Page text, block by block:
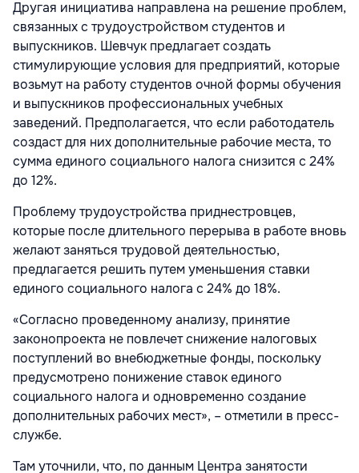
Другая инициатива направлена на решение проблем,
связанных с трудоустройством студентов и
выпускников. Шевчук предлагает создать
стимулирующие условия для предприятий, которые
возьмут на работу студентов очной формы обучения
и выпускников профессиональных учебных
заведений. Предполагается, что если работодатель
создаст для них дополнительные рабочие места, то
сумма единого социального налога снизится с 24%
до 12%.
Проблему трудоустройства приднестровцев,
которые после длительного перерыва в работе вновь
желают заняться трудовой деятельностью,
предлагается решить путем уменьшения ставки
единого социального налога с 24% до 18%.
«Согласно проведенному анализу, принятие
законопроекта не повлечет снижение налоговых
поступлений во внебюджетные фонды, поскольку
предусмотрено понижение ставок единого
социального налога и одновременно создание
дополнительных рабочих мест», – отметили в пресс-
службе.
Там уточнили, что, по данным Центра занятости